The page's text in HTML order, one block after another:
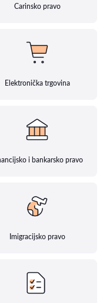
Carinsko pravo
Elektronička trgovina
i bankarsko pravo
Imigracijsko pravo